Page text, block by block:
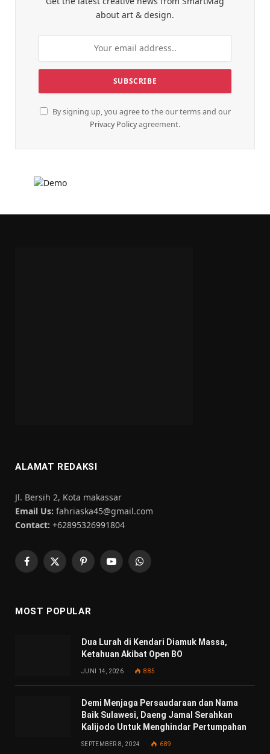
about art & design.
By signing up, you agree to the our terms and our
Privacy Policyagreement.
ALAMAT REDAKSI
Jl. Bersih 2, Kota makassar
Email Us: fahriaska45@gmail.com
Contact: +62895326991804
Facebook
X
PinterestYouTubeWhatsApp
MOST POPULAR
Dua Lurah di Kendari Diamuk Massa,
Ketahuan Akibat Open BO
JUNI 14, 2026 885
Demi Menjaga Persaudaraan dan Nama
Baik Sulawesi, Daeng Jamal Serahkan
Kalijodo Untuk Menghindar Pertumpahan
SEPTEMBER 8, 2024 689